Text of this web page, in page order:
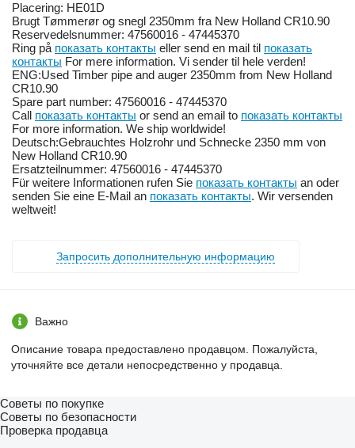
Placering: HE01D
Brugt Tømmerør og snegl 2350mm fra New Holland CR10.90
Reservedelsnummer: 47560016 - 47445370
Ring på показать контакты eller send en mail til показать
контакты For mere information. Vi sender til hele verden!
ENG:Used Timber pipe and auger 2350mm from New Holland
CR10.90
Spare part number: 47560016 - 47445370
Call показать контакты or send an email to показать контакты
For more information. We ship worldwide!
Deutsch:Gebrauchtes Holzrohr und Schnecke 2350 mm von
New Holland CR10.90
Ersatzteilnummer: 47560016 - 47445370
Für weitere Informationen rufen Sie показать контакты an oder
senden Sie eine E-Mail an показать контакты. Wir versenden
weltweit!
Запросить дополнительную информацию
Важно
Описание товара предоставлено продавцом. Пожалуйста,
уточняйте все детали непосредственно у продавца.
Советы по покупке
Советы по безопасности
Проверка продавца